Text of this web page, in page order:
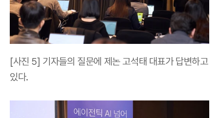
[사진 5] 기자들의 질문에 제논 고석태 대표가 답변하고
있다.